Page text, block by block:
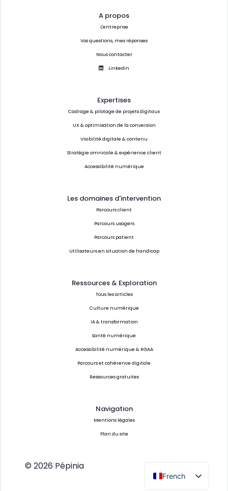
A propos
L'entreprise
Vos questions, mes réponses
Nous contacter
Linkedin
Expertises
Cadrage & pilotage de projets digitaux
UX & optimisation de la conversion
Visibilité digitale & contenu
Stratégie omnicale & expérience client
Accessibilité numérique
Les domaines d'intervention
Parcours client
Parcours usagers
Parcours patient
Utilisateurs en situation de handicap
Ressources & Exploration
Tous les articles
Culture numérique
IA & transformation
Santé numérique
Accessibilité numérique & RGAA
Parcours et cohérence digitale
Ressources gratuites
Navigation
Mentions légales
Plan du site
© 2026 Pépinia
French